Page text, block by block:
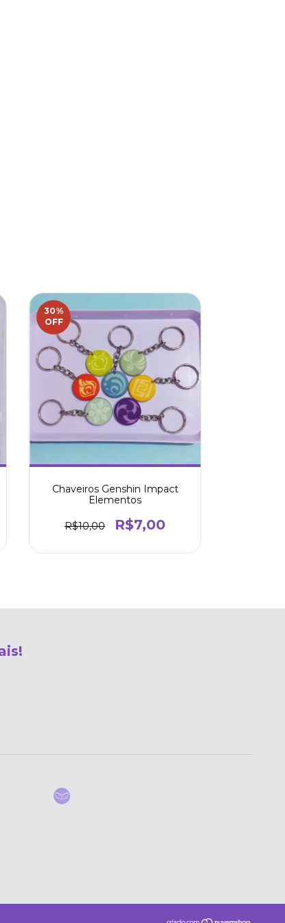
30%
OFF
Chaveiros Genshin Impact
Elementos
R$10,00 R$7,00